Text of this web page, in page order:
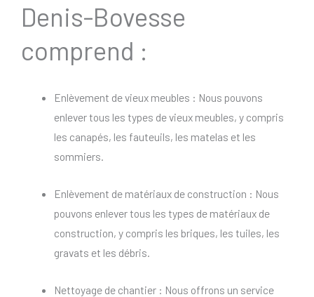
Denis-Bovesse
comprend :
Enlèvement de vieux meubles : Nous pouvons
enlever tous les types de vieux meubles, y compris
les canapés, les fauteuils, les matelas et les
sommiers.
Enlèvement de matériaux de construction : Nous
pouvons enlever tous les types de matériaux de
construction, y compris les briques, les tuiles, les
gravats et les débris.
Nettoyage de chantier : Nous offrons un service